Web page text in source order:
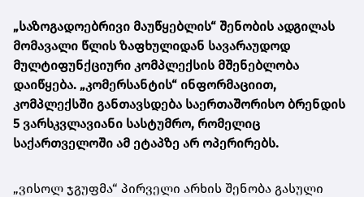
„საზოგადოებრივი მაუწყებლის“ შენობის ადგილას
მომავალი წლის ზაფხულიდან სავარაუდოდ
მულტიფუნქციური კომპლექსის მშენებლობა
დაიწყება. „კომერსანტის“ ინფორმაციით,
კომპლექსში განთავსდება საერთაშორისო ბრენდის
5 ვარსკვლავიანი სასტუმრო, რომელიც
საქართველოში ამ ეტაპზე არ ოპერირებს.
„ვისოლ ჯგუფმა“ პირველი არხის შენობა გასული